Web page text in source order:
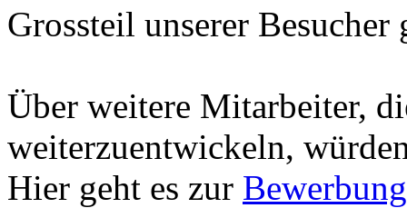
Grossteil unserer
Über weitere Mitarbeiter,
weiterzuentwickeln,
Hier geht es zur Bewerbung